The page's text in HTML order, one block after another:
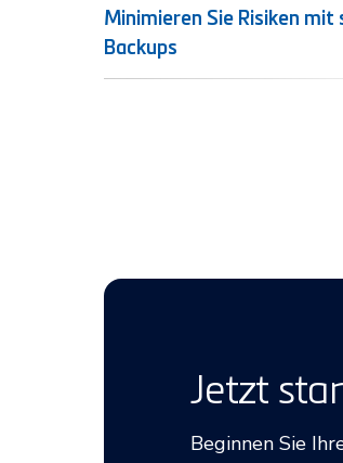
Minimieren Sie Risiken mit
Backups
Jetzt
Beginnen Sie